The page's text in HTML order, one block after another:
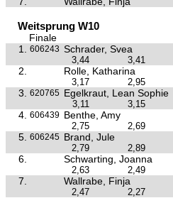
Weitsprung W10
Finale
1.
606243 Schrader, Svea
3,44 3,41
2. Rolle, Katharina
3,17 2,95
3. 620765 Egelkraut, Lean Sophie
3,11 3,15
4. 606439 Benthe, Amy
2,75 2,69
5. 606245 Brand, Jule
2,79 2,89
6. Schwarting, Joanna
2,63 2,49
7. Wallrabe, Finja
2,47 2,27